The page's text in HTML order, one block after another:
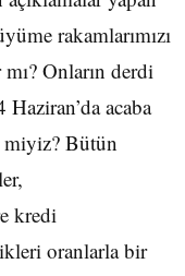
rakamlarımızı
Onların derdi
acaba
miyiz? Bütün
kredi
oranlarla bir